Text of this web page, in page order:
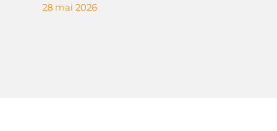
28 mai 2026